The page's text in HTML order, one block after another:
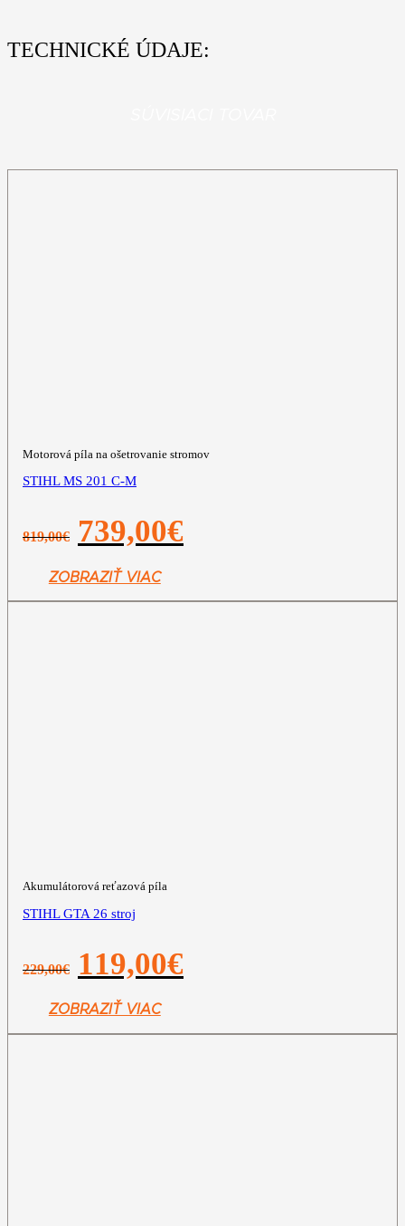
TECHNICKÉ ÚDAJE:
Motorová píla na ošetrovanie stromov
STIHL MS 201 C-M
819,00€
Pôvodná
cena
819,00€.
739,00€
ZOBRAZIŤ VIAC
Akumulátorová reťazová píla
STIHL GTA 26 stroj
229,00€
Pôvodná
cena
229,00€.
119,00€
ZOBRAZIŤ VIAC